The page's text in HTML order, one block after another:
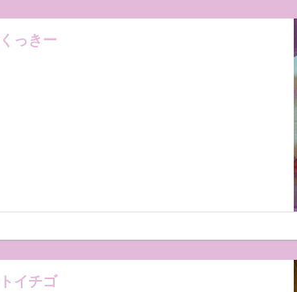
っきー
イチゴ